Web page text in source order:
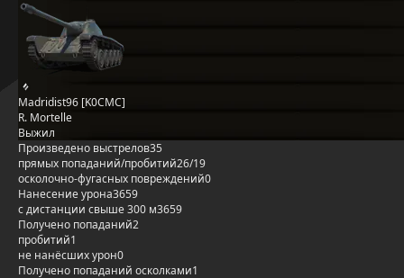
Madridist96 [K0CMC]
R. Mortelle
Выжил
Произведено выстрелов35
прямых попаданий/пробитий26/19
осколочно-фугасных повреждений0
Нанесение урона3659
с дистанции свыше 300 м3659
Получено попаданий2
пробитий1
не нанёсших урон0
Получено попаданий осколками1